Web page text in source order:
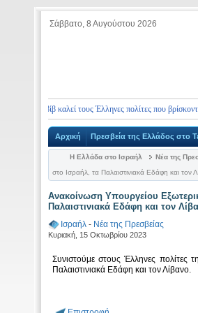
Σάββατο, 8 Αυγούστου 2026
Τελ Αβίβ καλεί τους Έλληνες πολίτες που
Αρχική Πρεσβεία της Ελλάδος στο
Η Ελλάδα στο Ισραήλ Νέα της
στο Ισραήλ, τα Παλαιστινιακά Εδάφη και
Ανακοίνωση Υπουργείου
Παλαιστινιακά Εδάφη και τον
Ισραήλ - Νέα της Πρεσβείας
Κυριακή, 15 Οκτωβρίου 2023
Συνιστούμε στους Έλληνες πολίτες
Παλαιστινιακά Εδάφη και τον Λίβανο.